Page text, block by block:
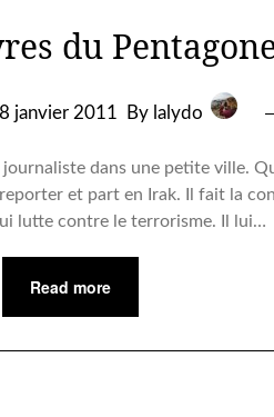
du
janvier 2011 By lalydo
dans une petite ville.
et part en Irak. Il fait la
lutte contre le terrorisme. Il lui…
Read more